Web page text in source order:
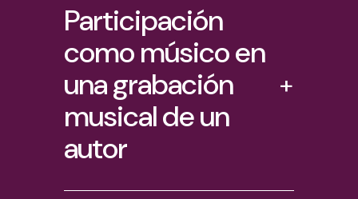
Participación
como músico en
una grabación
musical de un
autor
+